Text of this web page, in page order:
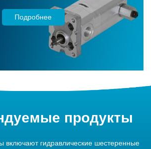
Подробнее
продукты
включают гидравлические шестеренные